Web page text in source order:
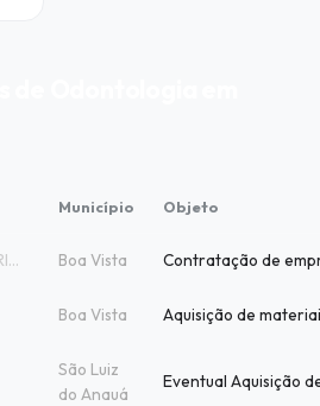
Município Objeto
JUSTICA FEDERAL DE PRIMEIRA INSTANCIA Boa Vista
Boa Vista
São Luiz
do Anauá